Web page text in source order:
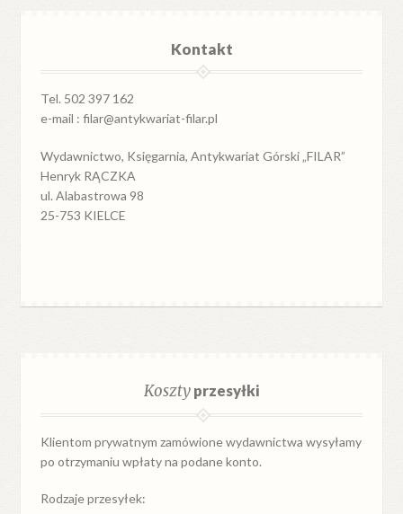
Kontakt
Tel. 502 397 162
e-mail : filar@antykwariat-filar.pl
Wydawnictwo, Księgarnia, Antykwariat Górski „FILAR”
Henryk RĄCZKA
ul. Alabastrowa 98
25-753 KIELCE
Kosztyprzesyłki
Klientom prywatnym zamówione wydawnictwa wysyłamy
po otrzymaniu wpłaty na podane konto.
Rodzaje przesyłek: